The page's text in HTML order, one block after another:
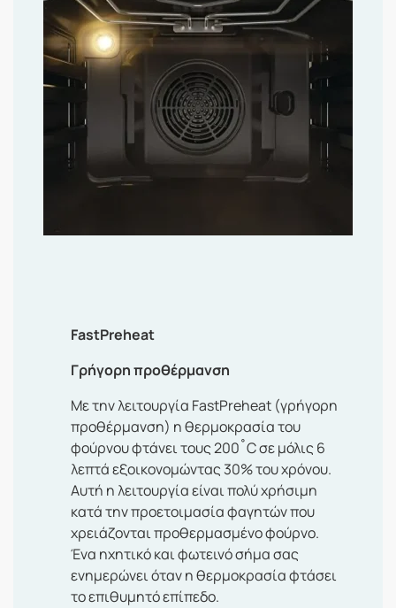
FastPreheat
Γρήγορη προθέρμανση
Με την λειτουργία FastPreheat (γρήγορη
προθέρμανση) η θερμοκρασία του
φούρνου φτάνει τους 200˚C σε μόλις 6
λεπτά εξοικονομώντας 30% του χρόνου.
Αυτή η λειτουργία είναι πολύ χρήσιμη
κατά την προετοιμασία φαγητών που
χρειάζονται προθερμασμένο φούρνο.
Ένα ηχητικό και φωτεινό σήμα σας
ενημερώνει όταν η θερμοκρασία φτάσει
το επιθυμητό επίπεδο.